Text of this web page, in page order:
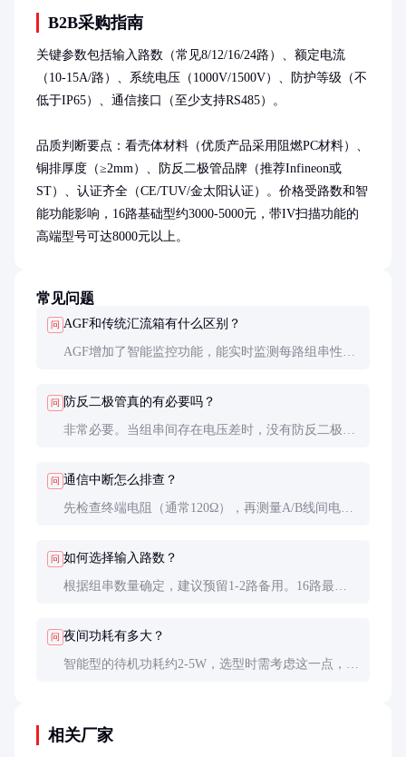
B2B采购指南
关键参数包括输入路数（常见8/12/16/24路）、额定电流
（10-15A/路）、系统电压（1000V/1500V）、防护等级（不
低于IP65）、通信接口（至少支持RS485）。
品质判断要点：看壳体材料（优质产品采用阻燃PC材料）、
铜排厚度（≥2mm）、防反二极管品牌（推荐Infineon或
ST）、认证齐全（CE/TUV/金太阳认证）。价格受路数和智
能功能影响，16路基础型约3000-5000元，带IV扫描功能的
高端型号可达8000元以上。
常见问题
问 AGF和传统汇流箱有什么区别？
AGF增加了智能监控功能，能实时监测每路组串性
问 防反二极管真的有必要吗？
非常必要。当组串间存在电压差时，没有防反二极管
问 通信中断怎么排查？
先检查终端电阻（通常120Ω），再测量A/B线间电压
问 如何选择输入路数？
根据组串数量确定，建议预留1-2路备用。16路最通
问 夜间功耗有多大？
智能型的待机功耗约2-5W，选型时需考虑这一点，特
相关厂家